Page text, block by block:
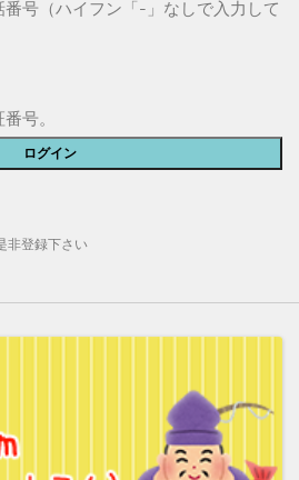
号（ハイフン「-」なしで入力して
号。
非登録下さい